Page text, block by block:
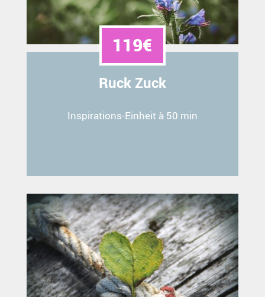
119€
Ruck Zuck
Inspirations-Einheit à 50 min